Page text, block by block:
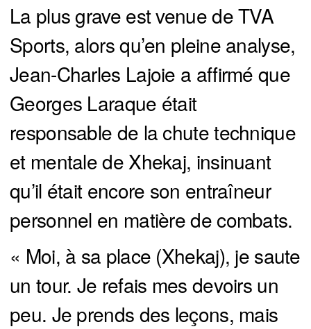
La plus grave est venue de TVA
Sports, alors qu’en pleine analyse,
Jean-Charles Lajoie a affirmé que
Georges Laraque était
responsable de la chute technique
et mentale de Xhekaj, insinuant
qu’il était encore son entraîneur
personnel en matière de combats.
« Moi, à sa place (Xhekaj), je saute
un tour. Je refais mes devoirs un
peu. Je prends des leçons, mais